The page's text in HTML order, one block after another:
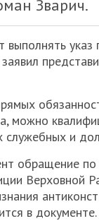
Зварич.
указ
можно
и
обращение
Верховной
в документе.